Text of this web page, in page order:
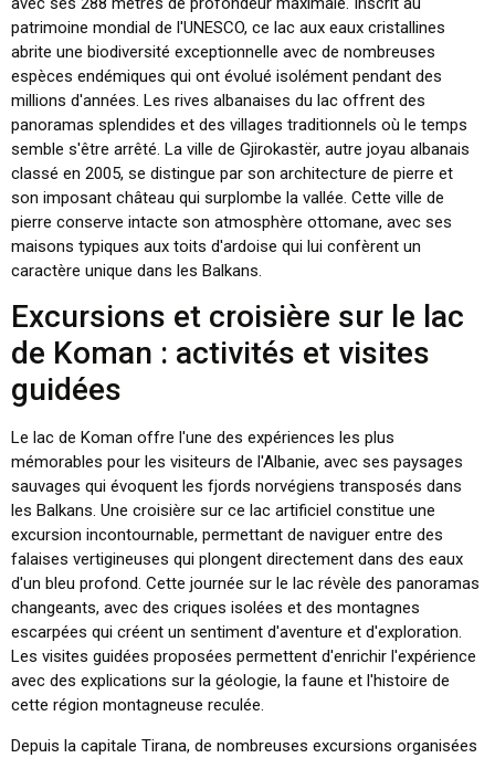
patrimoine mondial de l'UNESCO, ce lac aux eaux cristallines
abrite une biodiversité exceptionnelle avec de nombreuses
espèces endémiques qui ont évolué isolément pendant des
millions d'années. Les rives albanaises du lac offrent des
panoramas splendides et des villages traditionnels où le temps
semble s'être arrêté. La ville de Gjirokastër, autre joyau albanais
classé en 2005, se distingue par son architecture de pierre et
son imposant château qui surplombe la vallée. Cette ville de
pierre conserve intacte son atmosphère ottomane, avec ses
maisons typiques aux toits d'ardoise qui lui confèrent un
caractère unique dans les Balkans.
Excursions et croisière sur le lac
de Koman : activités et visites
guidées
Le lac de Koman offre l'une des expériences les plus
mémorables pour les visiteurs de l'Albanie, avec ses paysages
sauvages qui évoquent les fjords norvégiens transposés dans
les Balkans. Une croisière sur ce lac artificiel constitue une
excursion incontournable, permettant de naviguer entre des
falaises vertigineuses qui plongent directement dans des eaux
d'un bleu profond. Cette journée sur le lac révèle des panoramas
changeants, avec des criques isolées et des montagnes
escarpées qui créent un sentiment d'aventure et d'exploration.
Les visites guidées proposées permettent d'enrichir l'expérience
avec des explications sur la géologie, la faune et l'histoire de
cette région montagneuse reculée.
Depuis la capitale Tirana, de nombreuses excursions organisées